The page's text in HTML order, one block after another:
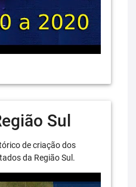
Sul
de criação dos
da Região Sul.